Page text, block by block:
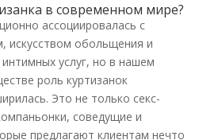
в современном мире?
ассоциировалась с
искусством обольщения и
услуг, но в нашем
роль куртизанок
Это не только секс-
соведущие и
предлагают клиентам нечто